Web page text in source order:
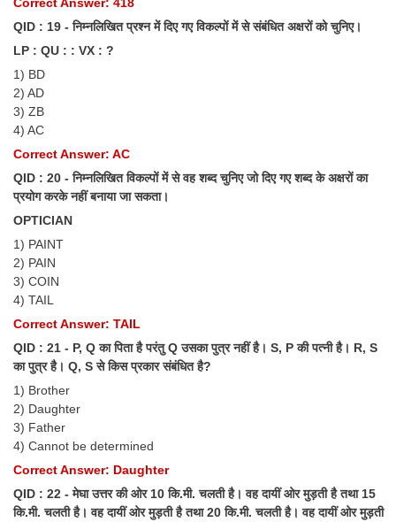
QID : 19 - निम्नलिखित प्रश्न में दिए गए विकल्पों में से संबंधित अक्षरों को चुनिए।
LP : QU : : VX : ?
1) BD
2) AD
3) ZB
4) AC
Correct Answer: AC
QID : 20 - निम्नलिखित विकल्पों में से वह शब्द चुनिए जो दिए गए शब्द के अक्षरों का
प्रयोग करके नहीं बनाया जा सकता।
OPTICIAN
1) PAINT
2) PAIN
3) COIN
4) TAIL
Correct Answer: TAIL
QID : 21 - P, Q का पिता है परंतु Q उसका पुत्र नहीं है। S, P की पत्नी है। R, S
का पुत्र है। Q, S से किस प्रकार संबंधित है?
1) Brother
2) Daughter
3) Father
4) Cannot be determined
Correct Answer: Daughter
QID : 22 - मेघा उत्तर की ओर 10 कि.मी. चलती है। वह दायीं ओर मुड़ती है तथा 15
कि.मी. चलती है। वह दायीं ओर मुड़ती है तथा 20 कि.मी. चलती है। वह दायीं ओर मुड़ती